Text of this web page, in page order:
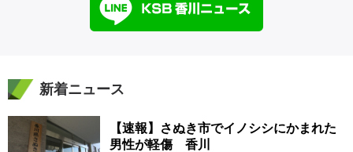
新着ニュース
【速報】さぬき市でイノシシにかまれた
男性が軽傷 香川